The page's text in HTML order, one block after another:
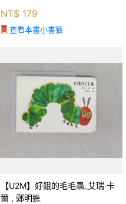
NT$ 179
查看本書小書籤
【U2M】好餓的毛毛蟲_艾瑞‧卡
爾 , 鄭明進